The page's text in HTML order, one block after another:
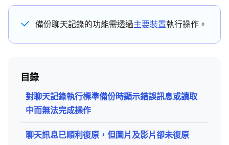
備份聊天記錄的功能需透過主要裝置執行操作。
目錄
對聊天記錄執行標準備份時顯示錯誤訊息或讀取
中而無法完成操作
聊天訊息已順利復原，但圖片及影片卻未復原